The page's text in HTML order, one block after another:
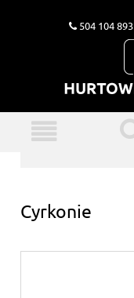
504 104 893
Cyrkonie